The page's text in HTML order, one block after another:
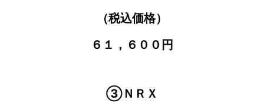
（税込価格）
６１，６００円
③ＮＲＸ